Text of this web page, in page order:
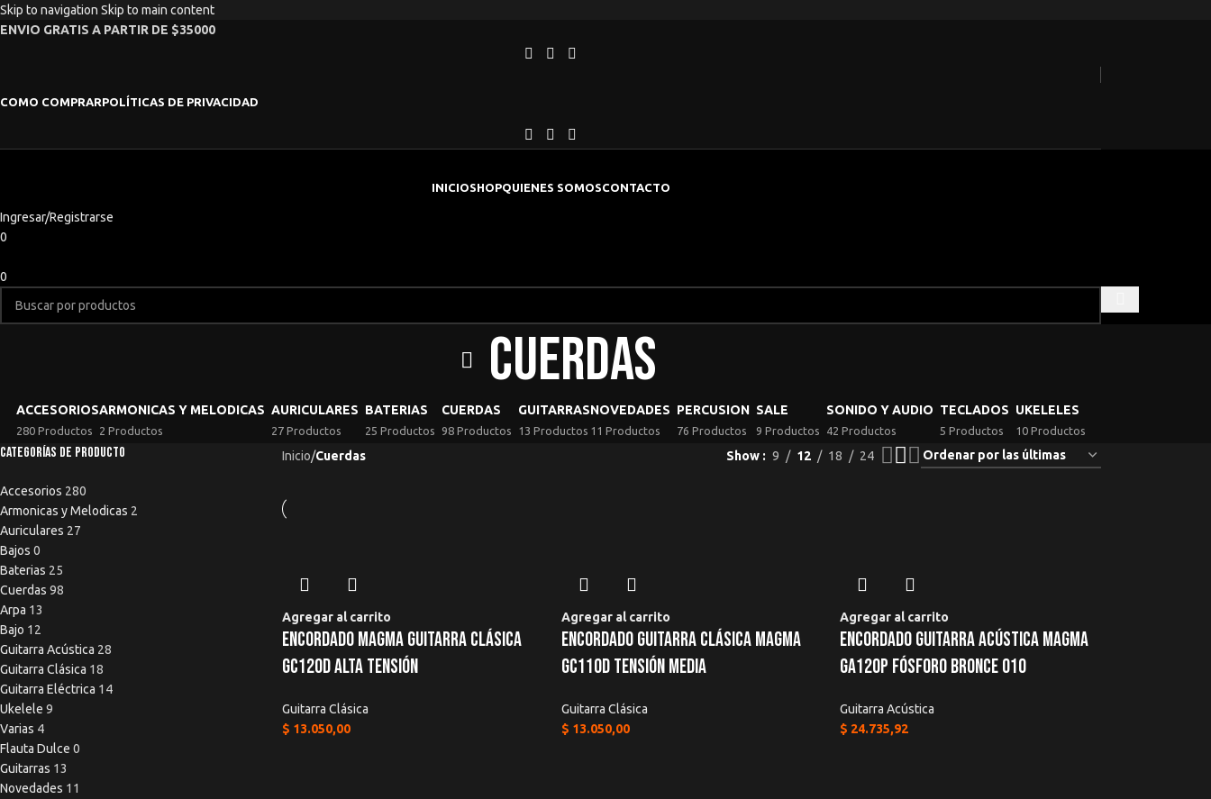
Skip to navigation Skip to main content
ENVIO GRATIS A PARTIR DE $35000
COMO COMPRARPOLÍTICAS DE PRIVACIDAD
INICIOSHOPQUIENES SOMOSCONTACTO
Ingresar/Registrarse
0
0
Cuerdas
ACCESORIOS
280 Productos
ARMONICAS Y MELODICAS
2 Productos
AURICULARES
27 Productos
BATERIAS
25 Productos
CUERDAS
98 Productos
GUITARRAS
13 Productos
NOVEDADES
11 Productos
PERCUSION
76 Productos
SALE
9 Productos
SONIDO Y AUDIO
42 Productos
TECLADOS
5 Productos
UKELELES
10 Productos
Categorías de producto
Accesorios 280
Armonicas y Melodicas 2
Auriculares 27
Bajos 0
Baterias 25
Cuerdas 98
Arpa 13
Bajo 12
Guitarra Acústica 28
Guitarra Clásica 18
Guitarra Eléctrica 14
Ukelele 9
Varias 4
Flauta Dulce 0
Guitarras 13
Novedades 11
Inicio/Cuerdas Show 9 12 18 24
Agregar al carrito
Encordado Magma Guitarra Clásica
Gc120d Alta Tensión
Guitarra Clásica
$ 13.050,00
Agregar al carrito
Encordado Guitarra Clásica Magma
Gc110d Tensión Media
Guitarra Clásica
$ 13.050,00
Agregar al carrito
Encordado Guitarra Acústica Magma
Ga120p Fósforo Bronce 010
Guitarra Acústica
$ 24.735,92